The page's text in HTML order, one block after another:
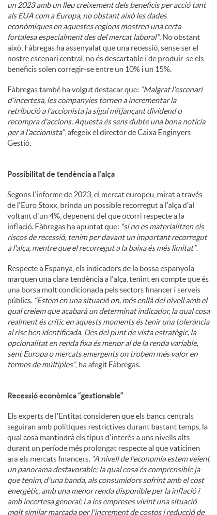
un 2023 amb un lleu creixement dels beneficis per acció tant
als EUA com a Europa, no obstant això les dades
econòmiques en aquestes regions mostren una certa
fortalesa especialment des del mercat laboral”. No obstant
això, Fàbregas ha assenyalat que una recessió, sense ser el
nostre escenari central, no és descartable i de produir-se els
beneficis solen corregir-se entre un 10% i un 15%.
Fàbregas també ha volgut destacar que: “Malgrat l'escenari
d'incertesa, les companyies tornen a incrementar la
retribució a l'accionista ja sigui mitjançant dividend o
recompra d'accions. Aquesta és sens dubte una bona notícia
per a l'accionista”, afegeix el director de Caixa Enginyers
Gestió.
Possibilitat de tendència a l’alça
Segons l'informe de 2023, el mercat europeu, mirat a través
de l'Euro Stoxx, brinda un possible recorregut a l'alça d'al
voltant d'un 4%, depenent del que ocorri respecte a la
inflació. Fàbregas ha apuntat que: “si no es materialitzen els
riscos de recessió, tenim per davant un important recorregut
a l'alça, mentre que el recorregut a la baixa és més limitat”.
Respecte a Espanya, els indicadors de la bossa espanyola
marquen una clara tendència a l'alça, tenint en compte que és
una borsa molt condicionada pels sectors financer i serveis
públics. “Estem en una situació on, més enllà del nivell amb el
qual creiem que acabarà un determinat indicador, la qual cosa
realment és crític en aquests moments és tenir una tolerància
al risc ben identificada. Des del punt de vista estratègic, la
opcionalitat en renda fixa és menor al de la renda variable,
sent Europa o mercats emergents on trobem més valor en
termes de múltiples”, ha afegit Fàbregas.
Recessió econòmica “gestionable”
Els experts de l'Entitat consideren que els bancs centrals
seguiran amb polítiques restrictives durant bastant temps, la
qual cosa mantindrà els tipus d'interès a uns nivells alts
durant un període més prolongat respecte al que vaticinen
ara els mercats financers. “A nivell de l'economia estem veient
un panorama desfavorable; la qual cosa és comprensible ja
que tenim, d'una banda, als consumidors sofrint amb el cost
energètic, amb una menor renda disponible per la inflació i
amb incertesa general; i a les empreses vivint una situació
molt similar marcada per l'increment de costos i reducció de